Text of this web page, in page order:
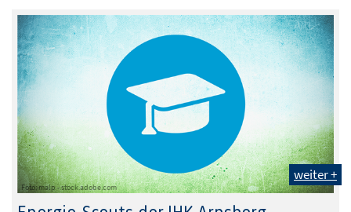
Foto: malp - stock.adobe.com
weiter +